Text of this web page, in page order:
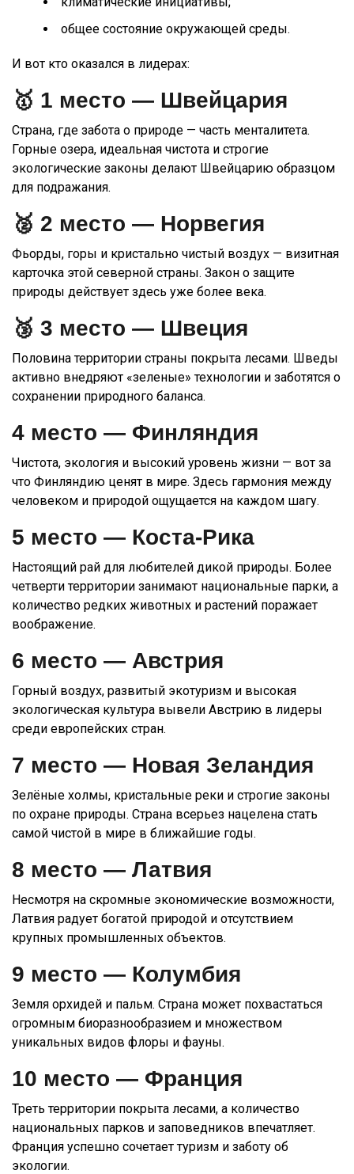
общее состояние окружающей среды.
И вот кто оказался в лидерах:
🥇 1 место — Швейцария
Страна, где забота о природе — часть менталитета.
Горные озера, идеальная чистота и строгие
экологические законы делают Швейцарию образцом
для подражания.
🥈 2 место — Норвегия
Фьорды, горы и кристально чистый воздух — визитная
карточка этой северной страны. Закон о защите
природы действует здесь уже более века.
🥉 3 место — Швеция
Половина территории страны покрыта лесами. Шведы
активно внедряют «зеленые» технологии и заботятся о
сохранении природного баланса.
4 место — Финляндия
Чистота, экология и высокий уровень жизни — вот за
что Финляндию ценят в мире. Здесь гармония между
человеком и природой ощущается на каждом шагу.
5 место — Коста-Рика
Настоящий рай для любителей дикой природы. Более
четверти территории занимают национальные парки, а
количество редких животных и растений поражает
воображение.
6 место — Австрия
Горный воздух, развитый экотуризм и высокая
экологическая культура вывели Австрию в лидеры
среди европейских стран.
7 место — Новая Зеландия
Зелёные холмы, кристальные реки и строгие законы
по охране природы. Страна всерьез нацелена стать
самой чистой в мире в ближайшие годы.
8 место — Латвия
Несмотря на скромные экономические возможности,
Латвия радует богатой природой и отсутствием
крупных промышленных объектов.
9 место — Колумбия
Земля орхидей и пальм. Страна может похвастаться
огромным биоразнообразием и множеством
уникальных видов флоры и фауны.
10 место — Франция
Треть территории покрыта лесами, а количество
национальных парков и заповедников впечатляет.
Франция успешно сочетает туризм и заботу об
экологии.